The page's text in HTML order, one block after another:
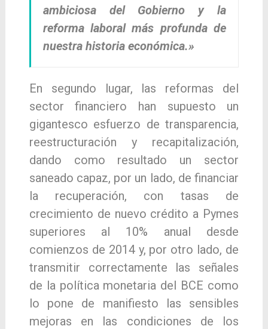
ambiciosa del Gobierno y la
reforma laboral más profunda de
nuestra historia económica.»
En segundo lugar, las reformas del
sector financiero han supuesto un
gigantesco esfuerzo de transparencia,
reestructuración y recapitalización,
dando como resultado un sector
saneado capaz, por un lado, de financiar
la recuperación, con tasas de
crecimiento de nuevo crédito a Pymes
superiores al 10% anual desde
comienzos de 2014 y, por otro lado, de
transmitir correctamente las señales
de la política monetaria del BCE como
lo pone de manifiesto las sensibles
mejoras en las condiciones de los